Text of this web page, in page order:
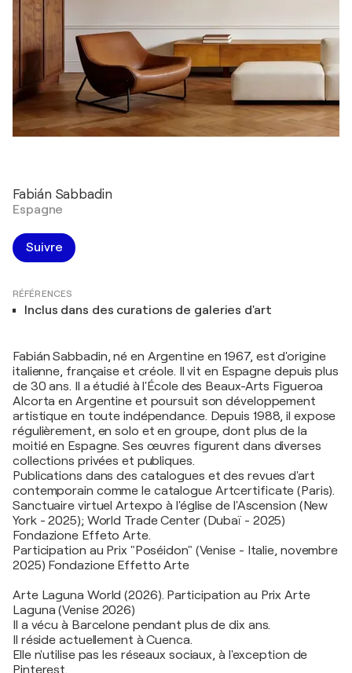
Fabián Sabbadin
Espagne
Suivre
RÉFÉRENCES
Inclus dans des curations de galeries d'art
Fabián Sabbadin, né en Argentine en 1967, est d'origine
italienne, française et créole. Il vit en Espagne depuis plus
de 30 ans. Il a étudié à l'École des Beaux-Arts Figueroa
Alcorta en Argentine et poursuit son développement
artistique en toute indépendance. Depuis 1988, il expose
régulièrement, en solo et en groupe, dont plus de la
moitié en Espagne. Ses œuvres figurent dans diverses
collections privées et publiques.
Publications dans des catalogues et des revues d'art
contemporain comme le catalogue Artcertificate (Paris).
Sanctuaire virtuel Artexpo à l'église de l'Ascension (New
York - 2025); World Trade Center (Dubaï - 2025)
Fondazione Effeto Arte.
Participation au Prix "Poséidon" (Venise - Italie, novembre
2025) Fondazione Effetto Arte
Arte Laguna World (2026). Participation au Prix Arte
Laguna (Venise 2026)
Il a vécu à Barcelone pendant plus de dix ans.
Il réside actuellement à Cuenca.
Elle n'utilise pas les réseaux sociaux, à l'exception de
Pinterest.